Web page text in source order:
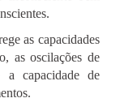
as capacidades
as oscilações de
capacidade de